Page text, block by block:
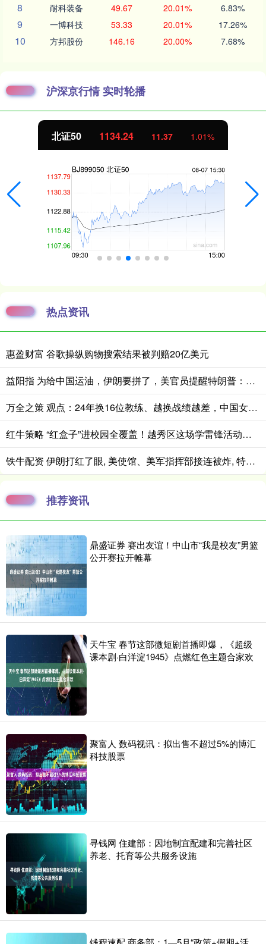
8 耐科装备 49.67 20.01% 6.83%
9 一博科技 53.33 20.01% 17.26%
10 方邦股份 146.16 20.00% 7.68%
沪深京行情 实时轮播
北证50 1134.24 11.37 1.01%
热点资讯
惠盈财富 谷歌操纵购物搜索结果被判赔20亿美元
益阳指 为给中国运油，伊朗要拼了，美官员提醒特朗普：中国必须做出选择
万全之策 观点：24年换16位教练、越换战绩越差，中国女足别把换帅当做“万灵丹”
红牛策略 “红盒子”进校园全覆盖！越秀区这场学雷锋活动让红色基因“润心田”
铁牛配资 伊朗打红了眼, 美使馆、美军指挥部接连被炸, 特朗普给出停战方案
推荐资讯
鼎盛证券 赛出友谊！中山市“我是校友”男篮
公开赛拉开帷幕
天牛宝 春节这部微短剧首播即爆，《超级
课本剧·白洋淀1945》点燃红色主题合家欢
聚富人 数码视讯：拟出售不超过5%的博汇
科技股票
寻钱网 住建部：因地制宜配建和完善社区
养老、托育等公共服务设施